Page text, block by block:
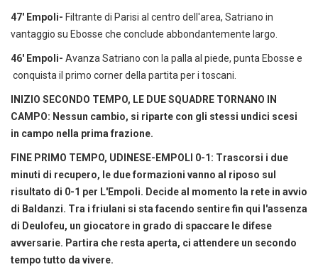
47' Empoli- Filtrante di Parisi al centro dell'area, Satriano in
vantaggio su Ebosse che conclude abbondantemente largo.
46' Empoli- Avanza Satriano con la palla al piede, punta Ebosse e
conquista il primo corner della partita per i toscani.
INIZIO SECONDO TEMPO, LE DUE SQUADRE TORNANO IN
CAMPO: Nessun cambio, si riparte con gli stessi undici scesi
in campo nella prima frazione.
FINE PRIMO TEMPO, UDINESE-EMPOLI 0-1: Trascorsi i due
minuti di recupero, le due formazioni vanno al riposo sul
risultato di 0-1 per L'Empoli. Decide al momento la rete in avvio
di Baldanzi. Tra i friulani si sta facendo sentire fin qui l'assenza
di Deulofeu, un giocatore in grado di spaccare le difese
avversarie. Partira che resta aperta, ci attendere un secondo
tempo tutto da vivere.